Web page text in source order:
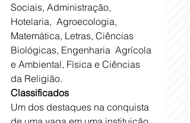
Sociais, Administração,
Hotelaria,  Agroecologia,
Matemática, Letras, Ciências
Biológicas, Engenharia  Agrícola
e Ambiental, Física e Ciências
da Religião.
Classificados
Um dos destaques na conquista